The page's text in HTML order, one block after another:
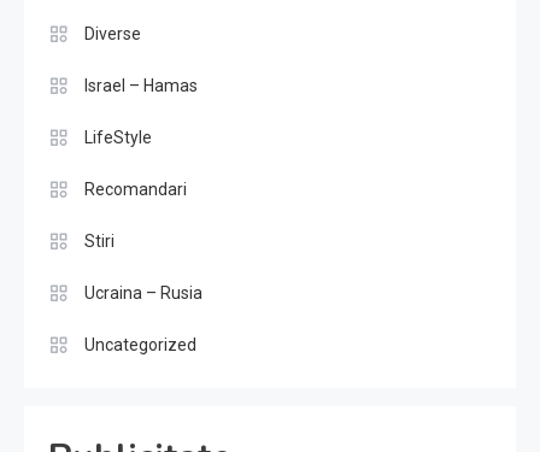
Diverse
Israel – Hamas
LifeStyle
Recomandari
Stiri
Ucraina – Rusia
Uncategorized